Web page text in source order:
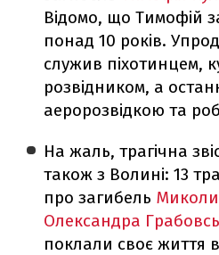
Відомо, що Тимофій
понад 10 років.
служив піхотинцем,
розвідником, а
аеророзвідкою та
На жаль, трагічна
також з Волині: 13
про загибель Миколи
Олександра
поклали своє життя